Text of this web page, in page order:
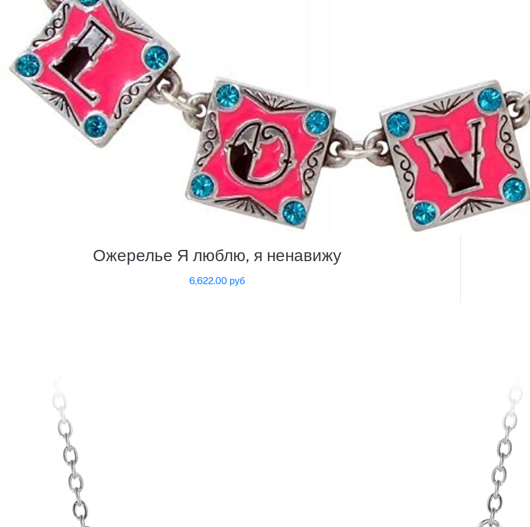
Ожерелье Я люблю, я ненавижу
6,622.00 руб